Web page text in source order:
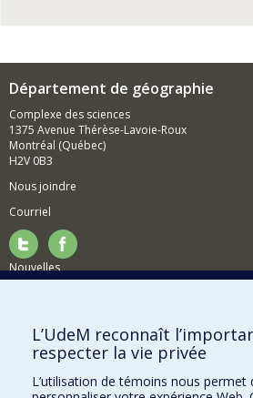
Département de géographie
Complexe des sciences
1375 Avenue Thérèse-Lavoie-Roux
Montréal (Québec)
H2V 0B3
Nous joindre
Courriel
Nouvelles
Comment soutenir le Département?
BESOIN D'AIDE?
Plan du site
L’UdeM reconnaît
respecter la vie privée
L’utilisation de témoins nous permet